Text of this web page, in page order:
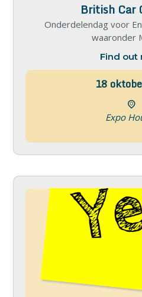
British Car
Onderdelendag voor
waaronder
Find out
18
Expo